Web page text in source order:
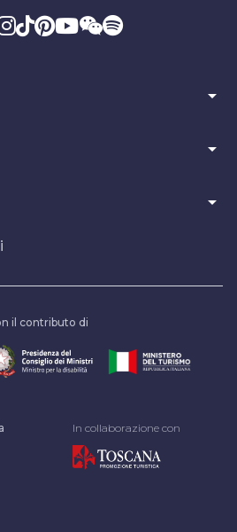
arrow_drop_down
arrow_drop_down
arrow_drop_down
il contributo di
In collaborazione con